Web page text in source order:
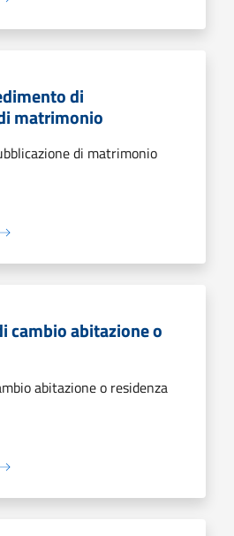
di
matrimonio
di matrimonio
cambio abitazione o
abitazione o residenza